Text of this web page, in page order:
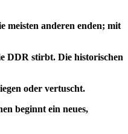
meisten anderen enden; mit
DDR stirbt. Die historischen
oder vertuscht.
beginnt ein neues,